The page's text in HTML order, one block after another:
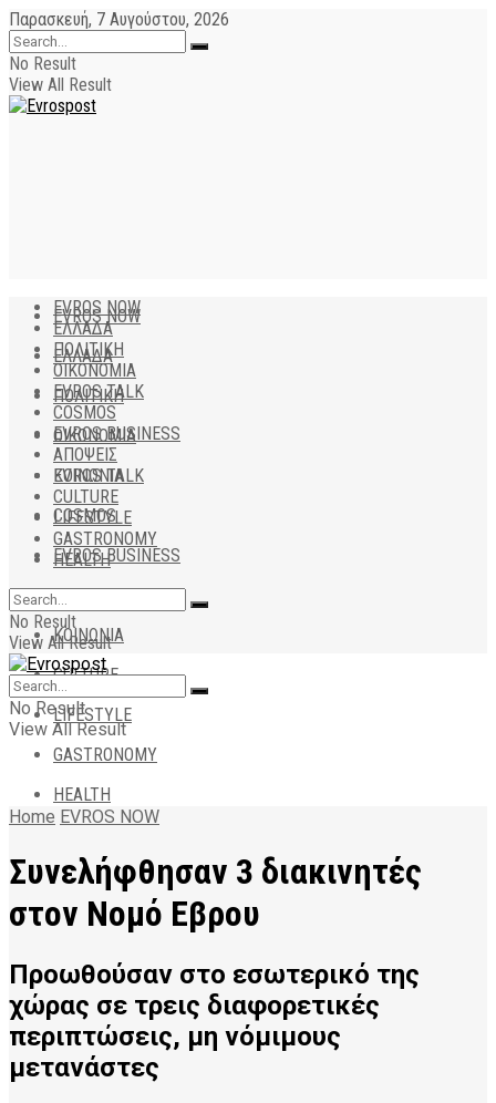
Παρασκευή, 7 Αυγούστου, 2026
No Result
View All Result
EVROS NOW
ΕΛΛΑΔΑ
ΠΟΛΙΤΙΚΗ
ΟΙΚΟΝΟΜΙΑ
EVROS TALK
COSMOS
EVROS BUSINESS
ΑΠΟΨΕΙΣ
ΚΟΙΝΩΝΙΑ
CULTURE
LIFESTYLE
GASTRONOMY
HEALTH
EVROS NOW
ΕΛΛΑΔΑ
ΠΟΛΙΤΙΚΗ
ΟΙΚΟΝΟΜΙΑ
EVROS TALK
COSMOS
EVROS BUSINESS
ΑΠΟΨΕΙΣ
ΚΟΙΝΩΝΙΑ
CULTURE
LIFESTYLE
GASTRONOMY
HEALTH
No Result
View All Result
No Result
View All Result
Home EVROS NOW
Συνελήφθησαν 3 διακινητές
στον Nομό Εβρου
Προωθούσαν στο εσωτερικό της
χώρας σε τρεις διαφορετικές
περιπτώσεις, μη νόμιμους
μετανάστες